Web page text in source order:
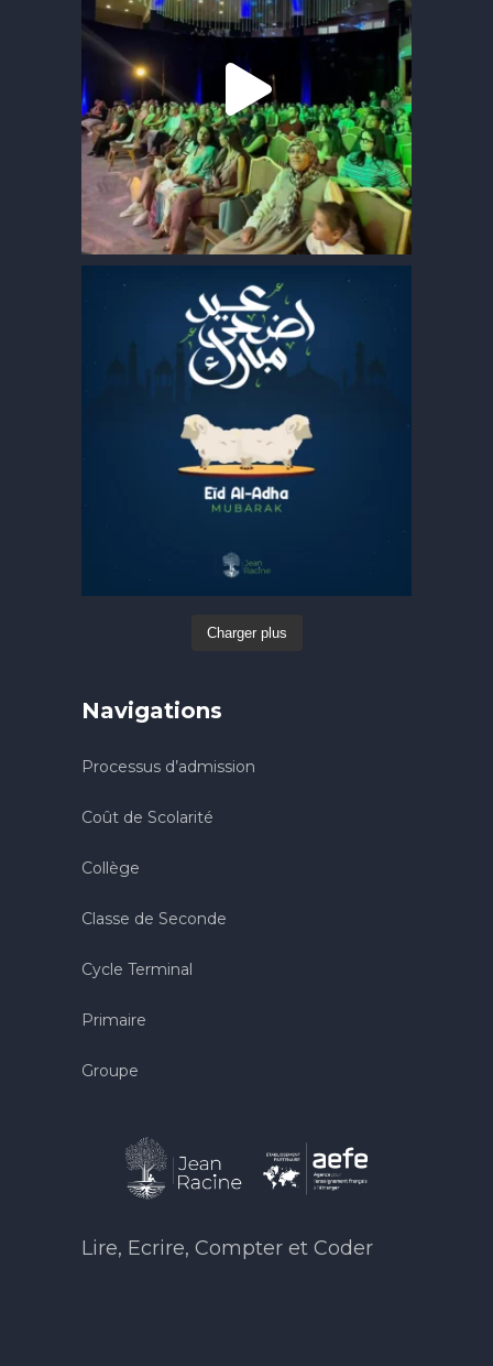
Charger plus
Navigations
Processus d’admission
Coût de Scolarité
Collège
Classe de Seconde
Cycle Terminal
Primaire
Groupe
Lire, Ecrire, Compter et Coder